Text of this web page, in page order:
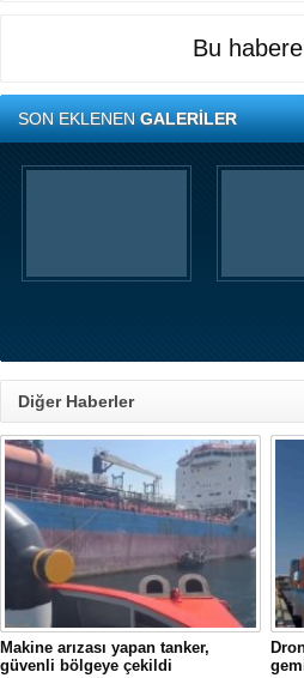
Bu
SON EKLENENGALERİLER
Diğer Haberler
Makine arızası yapan tanker,
güvenli bölgeye çekildi